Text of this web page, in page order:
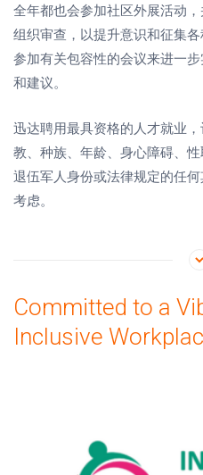
全年都也会参加社区外展活动
组织审查，以提升意识和征集
参加有关包容性的会议来进一
和建议。
迅达聘用最具资格的人才就业
教、种族、年龄、身心障碍、性
退伍军人身份或法律规定的任
考虑。
Committed to a
Inclusive